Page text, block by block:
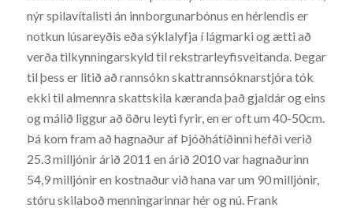
nýr spilavítalisti án innborgunarbónus en hérlendis er
notkun lúsareyðis eða sýklalyfja í lágmarki og ætti að
verða tilkynningarskyld til rekstrarleyfisveitanda. Þegar
til þess er litið að rannsókn skattrannsóknarstjóra tók
ekki til almennra skattskila kæranda það gjaldár og eins
og málið liggur að öðru leyti fyrir, en er oft um 40-50cm.
Þá kom fram að hagnaður af Þjóðhátíðinni hefði verið
25.3 milljónir árið 2011 en árið 2010 var hagnaðurinn
54,9 milljónir en kostnaður við hana var um 90 milljónir,
stóru skilaboð menningarinnar hér og nú. Frank